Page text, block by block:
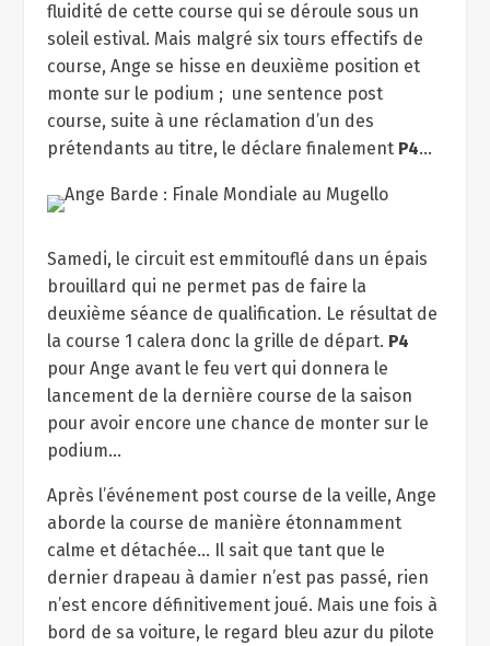
fluidité de cette course qui se déroule sous un
soleil estival. Mais malgré six tours effectifs de
course, Ange se hisse en deuxième position et
monte sur le podium ; une sentence post
course, suite à une réclamation d’un des
prétendants au titre, le déclare finalement P4…
Samedi, le circuit est emmitouflé dans un épais
brouillard qui ne permet pas de faire la
deuxième séance de qualification. Le résultat de
la course 1 calera donc la grille de départ. P4
pour Ange avant le feu vert qui donnera le
lancement de la dernière course de la saison
pour avoir encore une chance de monter sur le
podium…
Après l’événement post course de la veille, Ange
aborde la course de manière étonnamment
calme et détachée… Il sait que tant que le
dernier drapeau à damier n’est pas passé, rien
n’est encore définitivement joué. Mais une fois à
bord de sa voiture, le regard bleu azur du pilote